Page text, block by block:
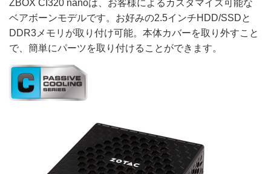
ZBOX CI320 nanoは、お客様によるカスタマイズ可能な
ベアボーンモデルです。お好みの2.5インチHDD/SSDと
DDR3メモリが取り付け可能。本体カバーを取り外すこと
で、簡単にパーツを取り付けることができます。